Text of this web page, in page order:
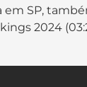
em SP,
2024